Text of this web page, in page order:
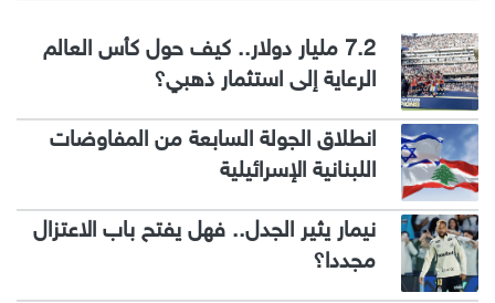
7.2 مليار دولار.. كيف حول كأس العالم
الرعاية إلى استثمار ذهبي؟
انطلاق الجولة السابعة من المفاوضات
اللبنانية الإسرائيلية
نيمار يثير الجدل.. فهل يفتح باب الاعتزال
مجددا؟